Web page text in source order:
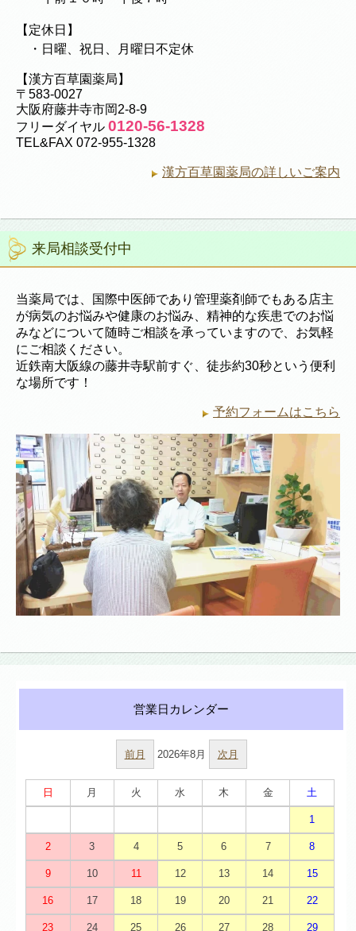
【定休日】
・日曜、祝日、月曜日不定休
【漢方百草園薬局】
〒583-0027
大阪府藤井寺市岡2-8-9
フリーダイヤル 0120-56-1328
TEL&FAX 072-955-1328
漢方百草園薬局の詳しいご案内
来局相談受付中
当薬局では、国際中医師であり管理薬剤師でもある店主
が病気のお悩みや健康のお悩み、精神的な疾患でのお悩
みなどについて随時ご相談を承っていますので、お気軽
にご相談ください。
近鉄南大阪線の藤井寺駅前すぐ、徒歩約30秒という便利
な場所です！
予約フォームはこちら
前月 2026年8月 次月
日 月 火 水 木 金 土
1
2 3 4 5 6 7 8
9 10 11 12 13 14 15
16 17 18 19 20 21 22
23 24 25 26 27 28 29